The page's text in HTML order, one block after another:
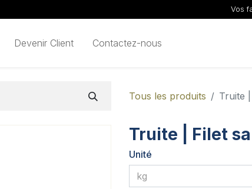
Vos
Devenir Client Contactez-nous
Tous les produits Truite
Truite | Filet
Unité